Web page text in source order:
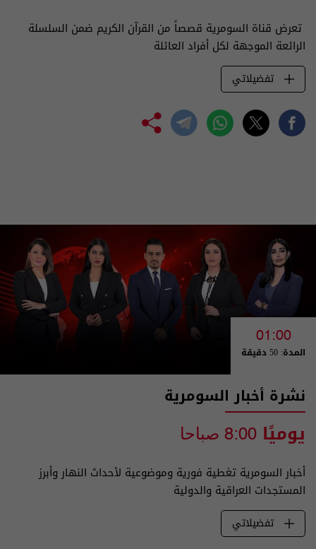
تعرض قناة السومرية قصصاً من القرآن الكريم ضمن السلسلة
الرائعة الموجهة لكل أفراد العائلة
تفضيلاتي
01:00
المدة: 50 دقيقة
نشرة أخبار السومرية
يوميًا 8:00 صباحا
أخبار السومرية تغطية فورية وموضوعية لأحداث النهار وأبرز
المستجدات العراقية والدولية
تفضيلاتي